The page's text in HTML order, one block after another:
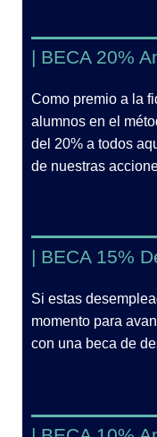
| BECA 20%
Como premio a la
alumnos en el
del 20% a todos
de nuestras
| BECA 15%
Si estas
momento para
con una beca de